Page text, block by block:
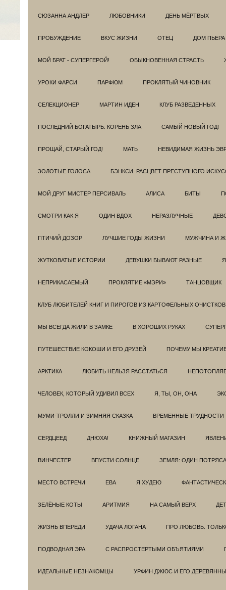
СЮЗАННА АНДЛЕР ЛЮБОВНИКИ ДЕНЬ МЁРТВЫХ
ПРОБУЖДЕНИЕ ВКУС ЖИЗНИ ОТЕЦ ДОМ ПЬЕРА
МОЙ БРАТ - СУПЕРГЕРОЙ! ОБЫКНОВЕННАЯ СТРАСТЬ
УРОКИ ФАРСИ ПАРФЮМ ПРОКЛЯТЫЙ ЧИНОВНИК
СЕЛЕКЦИОНЕР МАРТИН ИДЕН КЛУБ РАЗВЕДEННЫХ
ПОСЛЕДНИЙ БОГАТЫРЬ: КОРЕНЬ ЗЛА САМЫЙ НОВЫЙ ГОД!
ПРОЩАЙ, СТАРЫЙ ГОД! МАТЬ НЕВИДИМАЯ ЖИЗНЬ
ЗОЛОТЫЕ ГОЛОСА БЭНКСИ. РАСЦВЕТ ПРЕСТУПНОГО
МОЙ ДРУГ МИСТЕР ПЕРСИВАЛЬ АЛИСА БИТЫ
СМОТРИ КАК Я ОДИН ВДОХ НЕРАЗЛУЧНЫЕ
ПТИЧИЙ ДОЗОР ЛУЧШИЕ ГОДЫ ЖИЗНИ МУЖЧИНА И
ЖУТКОВАТЫЕ ИСТОРИИ ДЕВУШКИ БЫВАЮТ РАЗНЫЕ
НЕПРИКАСАЕМЫЙ ПРОКЛЯТИЕ «МЭРИ» ТАНЦОВЩИК
КЛУБ ЛЮБИТЕЛЕЙ КНИГ И ПИРОГОВ ИЗ КАРТОФЕЛЬНЫХ ОЧИСТКОВ
МЫ ВСЕГДА ЖИЛИ В ЗАМКЕ В ХОРОШИХ РУКАХ
ПУТЕШЕСТВИЕ КОКОШИ И ЕГО ДРУЗЕЙ ПОЧЕМУ МЫ
АРКТИКА ЛЮБИТЬ НЕЛЬЗЯ РАССТАТЬСЯ
ЧЕЛОВЕК, КОТОРЫЙ УДИВИЛ ВСЕХ Я, ТЫ, ОН, ОНА
МУМИ-ТРОЛЛИ И ЗИМНЯЯ СКАЗКА ВРЕМЕННЫЕ ТРУДНОСТИ
СЕРДЦЕЕД ДНЮХА! КНИЖНЫЙ МАГАЗИН
ВИНЧЕСТЕР ВПУСТИ СОЛНЦЕ ЗЕМЛЯ: ОДИН
МЕСТО ВСТРЕЧИ ЕВА Я ХУДЕЮ
ЗЕЛЁНЫЕ КОТЫ АРИТМИЯ НА САМЫЙ ВЕРХ
ЖИЗНЬ ВПЕРЕДИ УДАЧА ЛОГАНА ПРО ЛЮБОВЬ.
ПОДВОДНАЯ ЭРА С РАСПРОСТЕРТЫМИ ОБЪЯТИЯМИ
ИДЕАЛЬНЫЕ НЕЗНАКОМЦЫ УРФИН ДЖЮС И ЕГО